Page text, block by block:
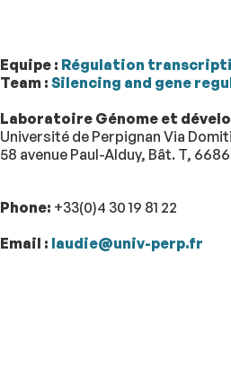
Equipe : Régulation
Team : Silencing and gene
Laboratoire Génome et
Université de Perpignan Via
58 avenue Paul-Alduy, Bât. T,
Phone: +33(0)4 30 19 81 22
Email : laudie@univ-perp.fr